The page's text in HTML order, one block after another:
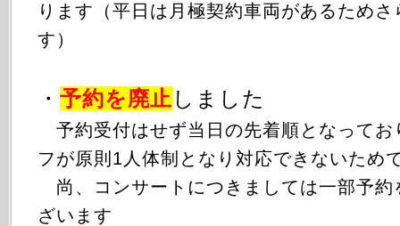
ります（平日は月極契約車両があるため
す）
・ 予約を廃止 しました
予約受付はせず当日の先着順となってお
フが原則1人体制となり対応できないため
尚、コンサートにつきましては一部予約
ざいます